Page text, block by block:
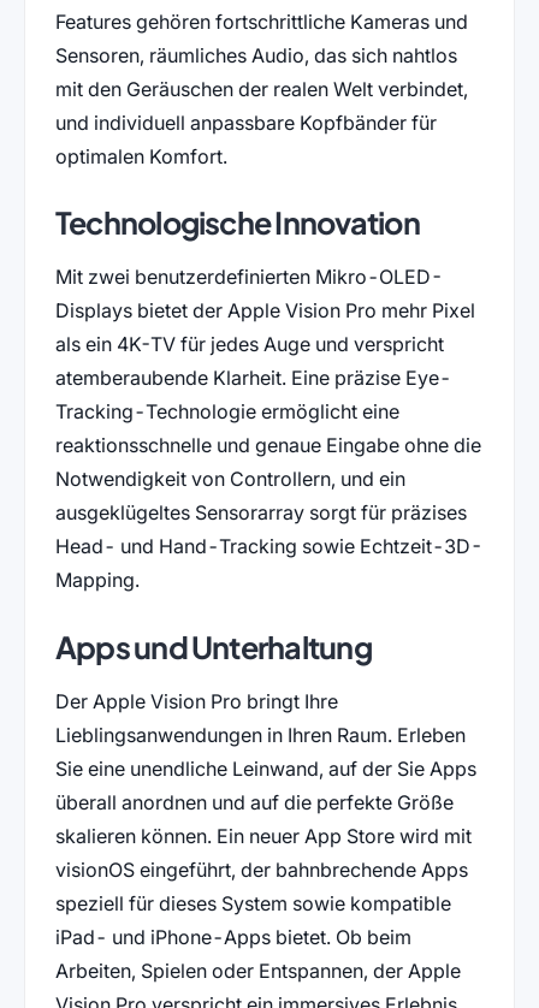
Features gehören fortschrittliche Kameras und
Sensoren, räumliches Audio, das sich nahtlos
mit den Geräuschen der realen Welt verbindet,
und individuell anpassbare Kopfbänder für
optimalen Komfort.
Technologische Innovation
Mit zwei benutzerdefinierten Mikro-OLED-
Displays bietet der Apple Vision Pro mehr Pixel
als ein 4K-TV für jedes Auge und verspricht
atemberaubende Klarheit. Eine präzise Eye-
Tracking-Technologie ermöglicht eine
reaktionsschnelle und genaue Eingabe ohne die
Notwendigkeit von Controllern, und ein
ausgeklügeltes Sensorarray sorgt für präzises
Head- und Hand-Tracking sowie Echtzeit-3D-
Mapping.
Apps und Unterhaltung
Der Apple Vision Pro bringt Ihre
Lieblingsanwendungen in Ihren Raum. Erleben
Sie eine unendliche Leinwand, auf der Sie Apps
überall anordnen und auf die perfekte Größe
skalieren können. Ein neuer App Store wird mit
visionOS eingeführt, der bahnbrechende Apps
speziell für dieses System sowie kompatible
iPad- und iPhone-Apps bietet. Ob beim
Arbeiten, Spielen oder Entspannen, der Apple